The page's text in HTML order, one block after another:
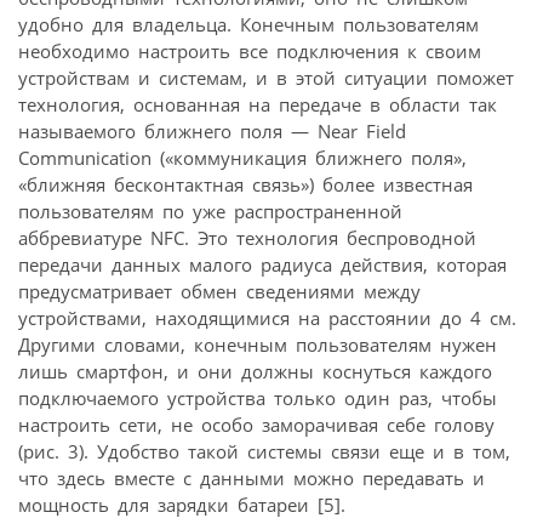
удобно для владельца. Конечным пользователям
необходимо настроить все подключения к своим
устройствам и системам, и в этой ситуации поможет
технология, основанная на передаче в области так
называемого ближнего поля — Near Field
Communication («коммуникация ближнего поля»,
«ближняя бесконтактная связь») более известная
пользователям по уже распространенной
аббревиатуре NFC. Это технология беспроводной
передачи данных малого радиуса действия, которая
предусматривает обмен сведениями между
устройствами, находящимися на расстоянии до 4 см.
Другими словами, конечным пользователям нужен
лишь смартфон, и они должны коснуться каждого
подключаемого устройства только один раз, чтобы
настроить сети, не особо заморачивая себе голову
(рис. 3). Удобство такой системы связи еще и в том,
что здесь вместе с данными можно передавать и
мощность для зарядки батареи [5].